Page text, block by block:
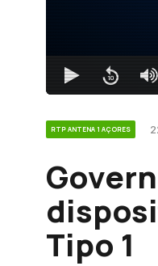
RTP ANTENA 1 AÇORES
Tipo 1